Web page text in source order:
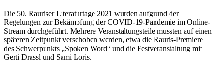
Die 50. Rauriser Literaturtage 2021 wurden aufgrund der
Regelungen zur Bekämpfung der COVID-19-Pandemie im Online-
Stream durchgeführt. Mehrere Veranstaltungsteile mussten auf einen
späteren Zeitpunkt verschoben werden, etwa die Rauris-Premiere
des Schwerpunkts „Spoken Word“ und die Festveranstaltung mit
Gerti Drassl und Sami Loris.